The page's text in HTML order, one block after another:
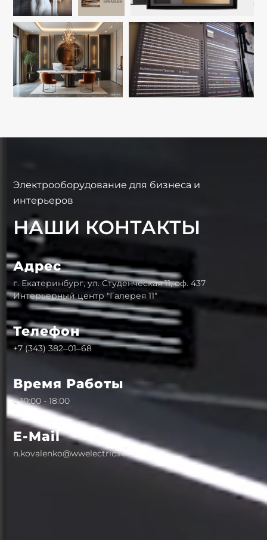
Электрооборудование для бизнеса и
интерьеров
НАШИ КОНТАКТЫ
Адрес
г. Екатеринбург, ул. Студенческая 11, оф. 437
Интерьерный центр "Галерея 11"
Телефон
+7 (343) 382‒01‒68
Время Работы
с 10:00 - 18:00
E-Mail
n.kovalenko@wwelectric.ru